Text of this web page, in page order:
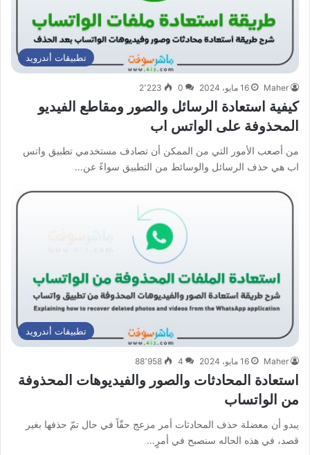
تطبيقات أندرويد
Maher 16 مايو، 2024 0 2٬223
كيفية استعادة الرسائل والصور ومقاطع الفيديو
المحذوفة على الواتس اب
من أصعب الأمور التي من الممكن أن تصادف مستخدمي تطبيق واتس
اب هي حذف الرسائل والوسائط من التطبيق سواءً عن…
تطبيقات أندرويد
Maher 16 مايو، 2024 4 88٬958
استعادة المحادثات والصور والفيديوهات المحذوفة
من الواتساب
يبدو أن معضلة حذف المحادثات أمر مزعج حقّاً في حال تمّ حذفها بغير
قصد، في هذه الحاله سنصبح في أمرٍ…